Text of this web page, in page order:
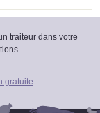
traiteur dans votre
gratuite